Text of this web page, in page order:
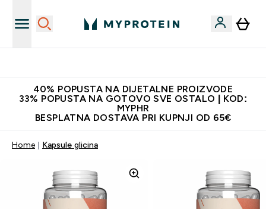
40% POPUSTA NA DIJETALNE PROIZVODE
33% POPUSTA NA GOTOVO SVE OSTALO | KOD:
MYPHR
BESPLATNA DOSTAVA PRI KUPNJI OD 65€
Home Kapsule glicina